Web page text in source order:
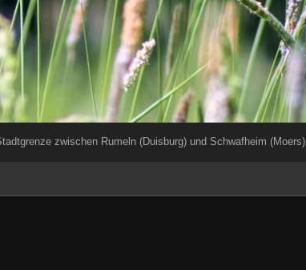
zwischen Rumeln (Duisburg) und Schwafheim (Moers)